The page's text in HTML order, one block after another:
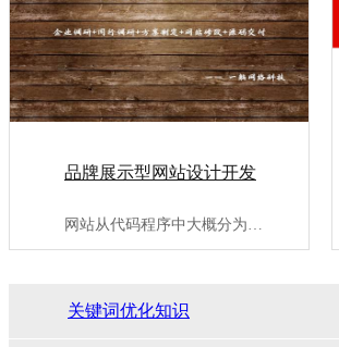
品牌展示型网站设计开发
关键词优化知识